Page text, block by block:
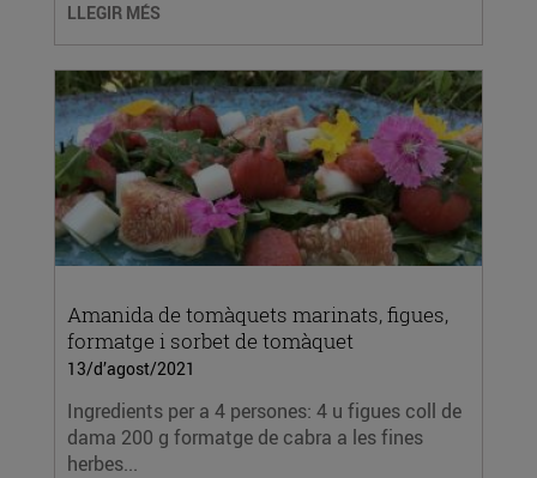
LLEGIR MÉS
Amanida de tomàquets marinats, figues,
formatge i sorbet de tomàquet
13/d’agost/2021
Ingredients per a 4 persones: 4 u figues coll de
dama 200 g formatge de cabra a les fines
herbes...